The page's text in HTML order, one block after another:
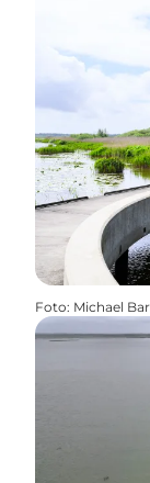
Foto: Michael